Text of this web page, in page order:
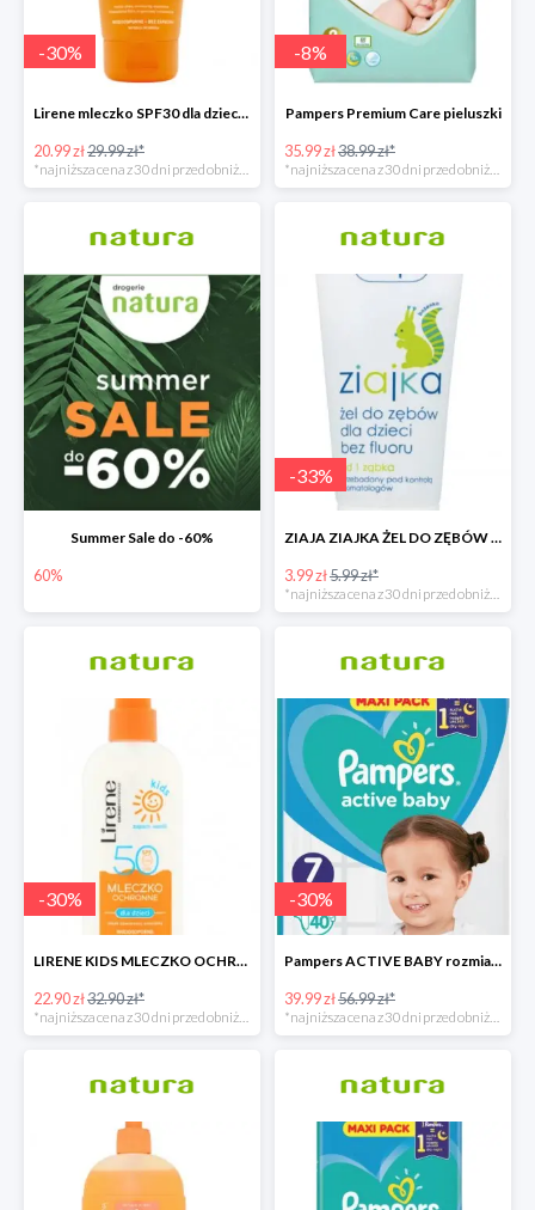
-30%
Lirene mleczko SPF30 dla dzieci 150ml
20.99 zł29.99 zł*
*najniższa cena z 30 dni przed obniżką
-8%
Pampers Premium Care pieluszki
35.99 zł38.99 zł*
*najniższa cena z 30 dni przed obniżką
Summer Sale do -60%
60%
-33%
ZIAJA ZIAJKA ŻEL DO ZĘBÓW DLA DZIECI BEZ FLUORU OD 1 ZĄBKA
3.99 zł5.99 zł*
-30%
LIRENE KIDS MLECZKO OCHRONNE DLA DZIECI SPF 50
22.90 zł32.90 zł*
*najniższa cena z 30 dni przed obniżką
-30%
Pampers ACTIVE BABY rozmiar 7 - 17zł
39.99 zł56.99 zł*
*najniższa cena z 30 dni przed obniżką